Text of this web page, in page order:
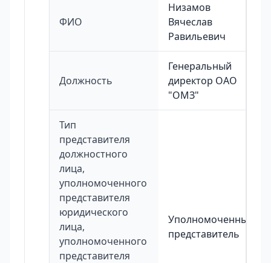
ФИО
Низамов
Вячеслав
Равильевич
Должность
Генеральный
директор ОАО
"ОМЗ"
Тип
представителя
должностного
лица,
уполномоченного
представителя
юридического
лица,
уполномоченного
представителя
Уполномоченный
представитель